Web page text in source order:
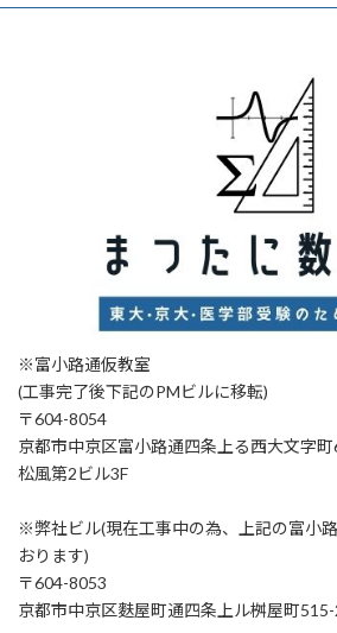
※富小路通仮教室
(工事完了後下記のPMビルに移転)
〒604-8054
京都市中京区富小路通四条上る西大文字
松風第2ビル3F
※弊社ビル(現在工事中の為、上記の富小
おります)
〒604-8053
京都市中京区麩屋町通四条上ル桝屋町